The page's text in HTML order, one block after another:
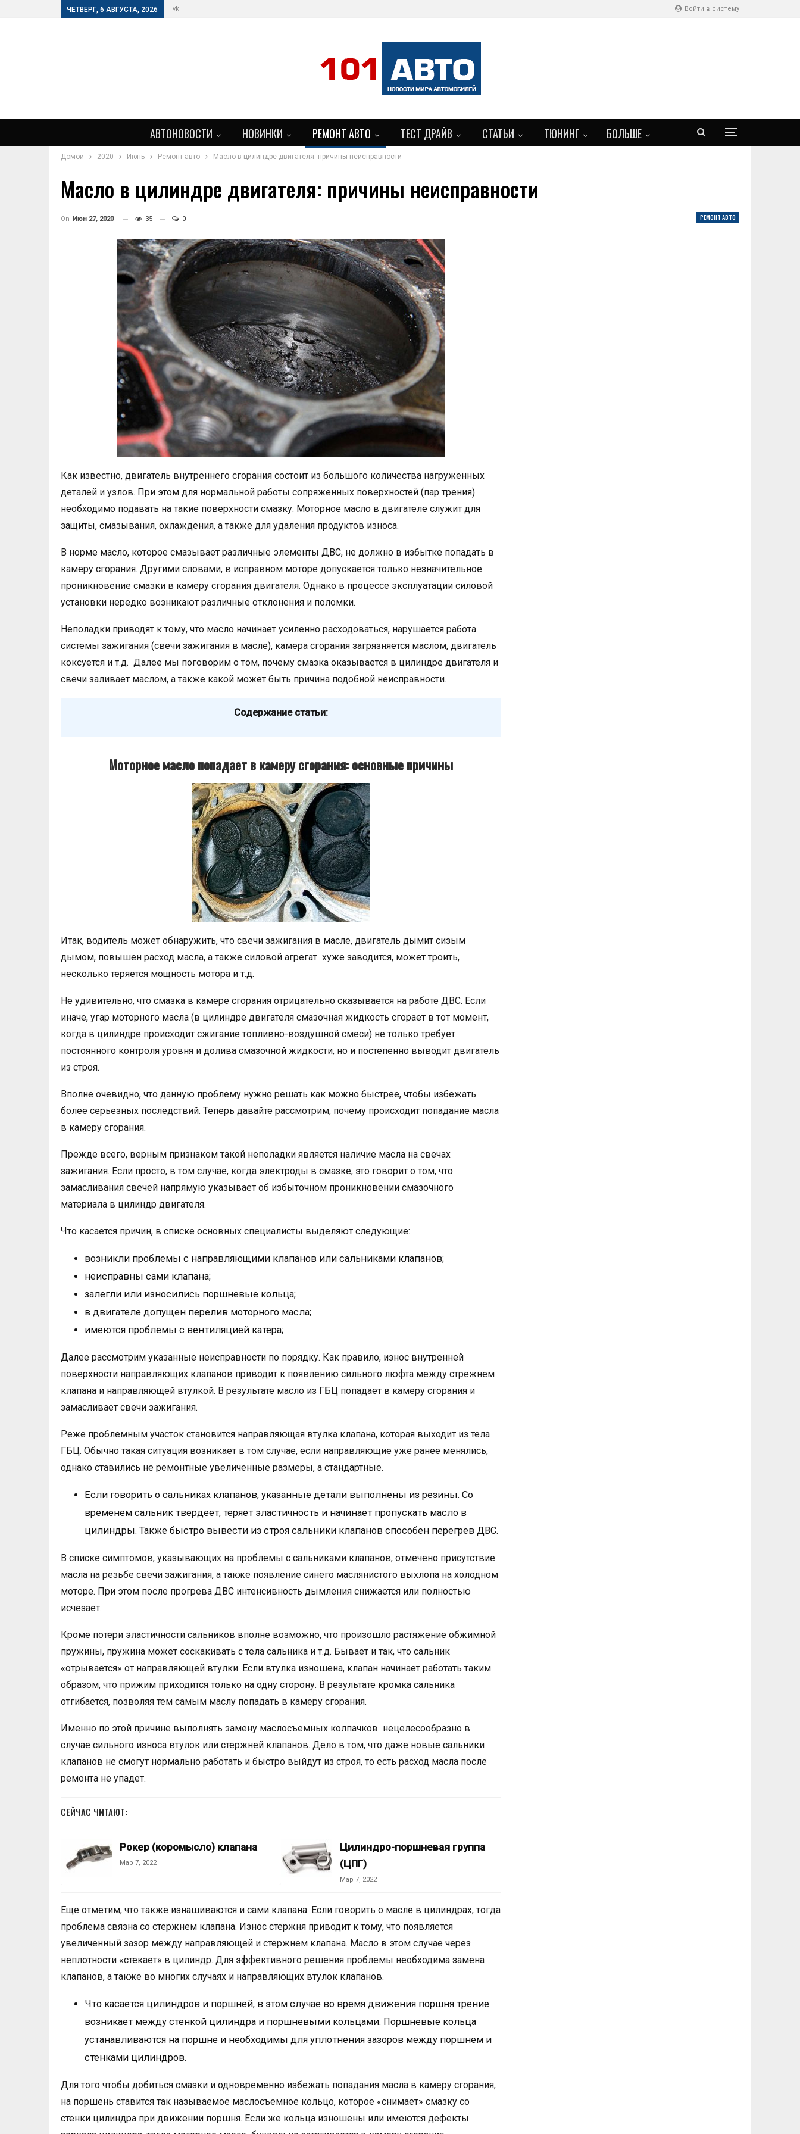
Войти в систему
ЧЕТВЕРГ, 6 АВГУСТА, 2026 vk
АВТОНОВОСТИ НОВИНКИ РЕМОНТ АВТО ТЕСТ ДРАЙВ СТАТЬИ ТЮНИНГ БОЛЬШЕ
Домой 2020 Июнь Ремонт авто Масло в цилиндре двигателя: причины неисправности
Масло в цилиндре двигателя: причины неисправности
РЕМОНТ АВТО
On Июн 27, 2020 35 0
Как известно, двигатель внутреннего сгорания состоит из большого количества нагруженных
деталей и узлов. При этом для нормальной работы сопряженных поверхностей (пар трения)
необходимо подавать на такие поверхности смазку. Моторное масло в двигателе служит для
защиты, смазывания, охлаждения, а также для удаления продуктов износа.
В норме масло, которое смазывает различные элементы ДВС, не должно в избытке попадать в
камеру сгорания. Другими словами, в исправном моторе допускается только незначительное
проникновение смазки в камеру сгорания двигателя. Однако в процессе эксплуатации силовой
установки нередко возникают различные отклонения и поломки.
Неполадки приводят к тому, что масло начинает усиленно расходоваться, нарушается работа
системы зажигания (свечи зажигания в масле), камера сгорания загрязняется маслом, двигатель
коксуется и т.д. Далее мы поговорим о том, почему смазка оказывается в цилиндре двигателя и
свечи заливает маслом, а также какой может быть причина подобной неисправности.
Содержание статьи:
Моторное масло попадает в камеру сгорания: основные причины
Итак, водитель может обнаружить, что свечи зажигания в масле, двигатель дымит сизым
дымом, повышен расход масла, а также силовой агрегат хуже заводится, может троить,
несколько теряется мощность мотора и т.д.
Не удивительно, что смазка в камере сгорания отрицательно сказывается на работе ДВС. Если
иначе, угар моторного масла (в цилиндре двигателя смазочная жидкость сгорает в тот момент,
когда в цилиндре происходит сжигание топливно-воздушной смеси) не только требует
постоянного контроля уровня и долива смазочной жидкости, но и постепенно выводит двигатель
из строя.
Вполне очевидно, что данную проблему нужно решать как можно быстрее, чтобы избежать
более серьезных последствий. Теперь давайте рассмотрим, почему происходит попадание масла
в камеру сгорания.
Прежде всего, верным признаком такой неполадки является наличие масла на свечах
зажигания. Если просто, в том случае, когда электроды в смазке, это говорит о том, что
замасливания свечей напрямую указывает об избыточном проникновении смазочного
материала в цилиндр двигателя.
Что касается причин, в списке основных специалисты выделяют следующие:
возникли проблемы с направляющими клапанов или сальниками клапанов;
неисправны сами клапана;
залегли или износились поршневые кольца;
в двигателе допущен перелив моторного масла;
имеются проблемы с вентиляцией катера;
Далее рассмотрим указанные неисправности по порядку. Как правило, износ внутренней
поверхности направляющих клапанов приводит к появлению сильного люфта между стрежнем
клапана и направляющей втулкой. В результате масло из ГБЦ попадает в камеру сгорания и
замасливает свечи зажигания.
Реже проблемным участок становится направляющая втулка клапана, которая выходит из тела
ГБЦ. Обычно такая ситуация возникает в том случае, если направляющие уже ранее менялись,
однако ставились не ремонтные увеличенные размеры, а стандартные.
Если говорить о сальниках клапанов, указанные детали выполнены из резины. Со
временем сальник твердеет, теряет эластичность и начинает пропускать масло в
цилиндры. Также быстро вывести из строя сальники клапанов способен перегрев ДВС.
В списке симптомов, указывающих на проблемы с сальниками клапанов, отмечено присутствие
масла на резьбе свечи зажигания, а также появление синего маслянистого выхлопа на холодном
моторе. При этом после прогрева ДВС интенсивность дымления снижается или полностью
исчезает.
Кроме потери эластичности сальников вполне возможно, что произошло растяжение обжимной
пружины, пружина может соскакивать с тела сальника и т.д. Бывает и так, что сальник
«отрывается» от направляющей втулки. Если втулка изношена, клапан начинает работать таким
образом, что прижим приходится только на одну сторону. В результате кромка сальника
отгибается, позволяя тем самым маслу попадать в камеру сгорания.
Именно по этой причине выполнять замену маслосъемных колпачков нецелесообразно в
случае сильного износа втулок или стержней клапанов. Дело в том, что даже новые сальники
клапанов не смогут нормально работать и быстро выйдут из строя, то есть расход масла после
ремонта не упадет.
СЕЙЧАС ЧИТАЮТ:
Рокер (коромысло) клапана
Мар 7, 2022
Цилиндро-поршневая группа
(ЦПГ)
Мар 7, 2022
Еще отметим, что также изнашиваются и сами клапана. Если говорить о масле в цилиндрах, тогда
проблема связна со стержнем клапана. Износ стержня приводит к тому, что появляется
увеличенный зазор между направляющей и стержнем клапана. Масло в этом случае через
неплотности «стекает» в цилиндр. Для эффективного решения проблемы необходима замена
клапанов, а также во многих случаях и направляющих втулок клапанов.
Что касается цилиндров и поршней, в этом случае во время движения поршня трение
возникает между стенкой цилиндра и поршневыми кольцами. Поршневые кольца
устанавливаются на поршне и необходимы для уплотнения зазоров между поршнем и
стенками цилиндров.
Для того чтобы добиться смазки и одновременно избежать попадания масла в камеру сгорания,
на поршень ставится так называемое маслосъемное кольцо, которое «снимает» смазку со
стенки цилиндра при движении поршня. Если же кольца изношены или имеются дефекты